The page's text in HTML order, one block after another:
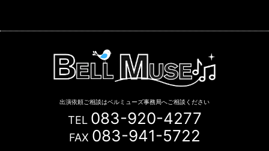
出演依頼ご相談はベルミューズ事務局へご相談ください
TEL 083-920-4277
FAX 083-941-5722